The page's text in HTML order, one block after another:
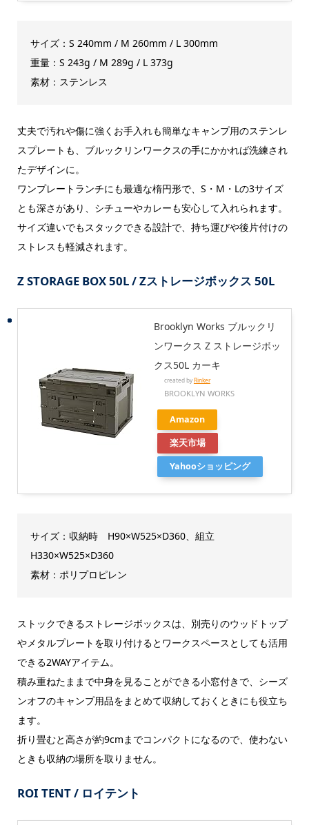
サイズ：S 240mm / M 260mm / L 300mm
重量：S 243g / M 289g / L 373g
素材：ステンレス
丈夫で汚れや傷に強くお手入れも簡単なキャンプ用のステンレ
スプレートも、ブルックリンワークスの手にかかれば洗練され
たデザインに。
ワンプレートランチにも最適な楕円形で、S・M・Lの3サイズ
とも深さがあり、シチューやカレーも安心して入れられます。
サイズ違いでもスタックできる設計で、持ち運びや後片付けの
ストレスも軽減されます。
Z STORAGE BOX 50L / Zストレージボックス 50L
Brooklyn Works ブルックリ
ンワークス Z ストレージボッ
クス50L カーキ
created byRinker
BROOKLYN WORKS
Amazon
楽天市場
Yahooショッピング
サイズ：収納時 H90×W525×D360、組立
H330×W525×D360
素材：ポリプロピレン
ストックできるストレージボックスは、別売りのウッドトップ
やメタルプレートを取り付けるとワークスペースとしても活用
できる2WAYアイテム。
積み重ねたままで中身を見ることができる小窓付きで、シーズ
ンオフのキャンプ用品をまとめて収納しておくときにも役立ち
ます。
折り畳むと高さが約9cmまでコンパクトになるので、使わない
ときも収納の場所を取りません。
ROI TENT / ロイテント